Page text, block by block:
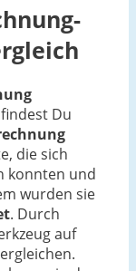
findest Du
die sich
konnten und
wurden sie
. Durch
auf